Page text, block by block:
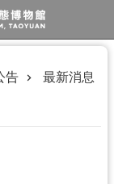
告 最新消息